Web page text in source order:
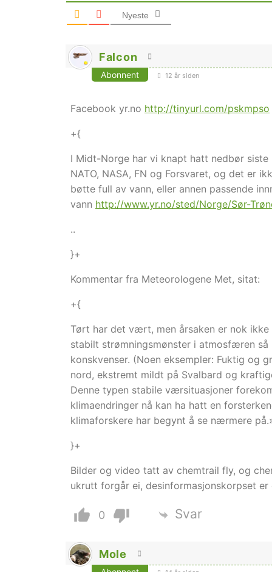
Nyeste
Falcon
Abonnent 12 år siden
Facebook yr.no http://tinyurl.com/pskmpso
+{
I Midt-Norge har vi knapt hatt nedbør
NATO, NASA, FN og Forsvaret, og det er
bøtte full av vann, eller annen passende
vann http://www.yr.no/sted/Norge/Sør-
..
}+
Kommentar fra Meteorologene Met, sitat:
+{
Tørt har det vært, men årsaken er nok
stabilt strømningsmønster i atmosfæren
konskvenser. (Noen eksempler: Fuktig
nord, ekstremt mildt på Svalbard og
Denne typen stabile værsituasjoner
klimaendringer nå kan ha hatt en
klimaforskere har begynt å se nærmere
}+
Bilder og video tatt av chemtrail fly, og
ukrutt forgår ei, desinformasjonskorpset
0 Svar
Mole